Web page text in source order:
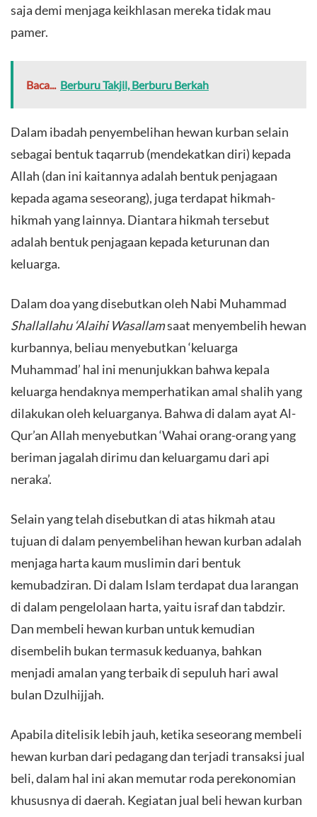
saja demi menjaga keikhlasan mereka tidak mau
pamer.
Baca... Berburu Takjil, Berburu Berkah
Dalam ibadah penyembelihan hewan kurban selain
sebagai bentuk taqarrub (mendekatkan diri) kepada
Allah (dan ini kaitannya adalah bentuk penjagaan
kepada agama seseorang), juga terdapat hikmah-
hikmah yang lainnya. Diantara hikmah tersebut
adalah bentuk penjagaan kepada keturunan dan
keluarga.
Dalam doa yang disebutkan oleh Nabi Muhammad
Shallallahu ‘Alaihi Wasallamsaat menyembelih hewan
kurbannya, beliau menyebutkan ‘keluarga
Muhammad’ hal ini menunjukkan bahwa kepala
keluarga hendaknya memperhatikan amal shalih yang
dilakukan oleh keluarganya. Bahwa di dalam ayat Al-
Qur’an Allah menyebutkan ‘Wahai orang-orang yang
beriman jagalah dirimu dan keluargamu dari api
neraka’.
Selain yang telah disebutkan di atas hikmah atau
tujuan di dalam penyembelihan hewan kurban adalah
menjaga harta kaum muslimin dari bentuk
kemubadziran. Di dalam Islam terdapat dua larangan
di dalam pengelolaan harta, yaitu israf dan tabdzir.
Dan membeli hewan kurban untuk kemudian
disembelih bukan termasuk keduanya, bahkan
menjadi amalan yang terbaik di sepuluh hari awal
bulan Dzulhijjah.
Apabila ditelisik lebih jauh, ketika seseorang membeli
hewan kurban dari pedagang dan terjadi transaksi jual
beli, dalam hal ini akan memutar roda perekonomian
khususnya di daerah. Kegiatan jual beli hewan kurban